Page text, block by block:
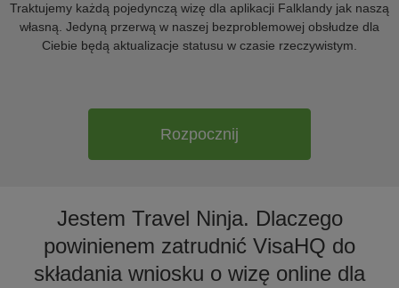
Traktujemy każdą pojedynczą wizę dla aplikacji Falklandy jak naszą
własną. Jedyną przerwą w naszej bezproblemowej obsłudze dla
Ciebie będą aktualizacje statusu w czasie rzeczywistym.
Rozpocznij
Jestem Travel Ninja. Dlaczego
powinienem zatrudnić VisaHQ do
składania wniosku o wizę online dla